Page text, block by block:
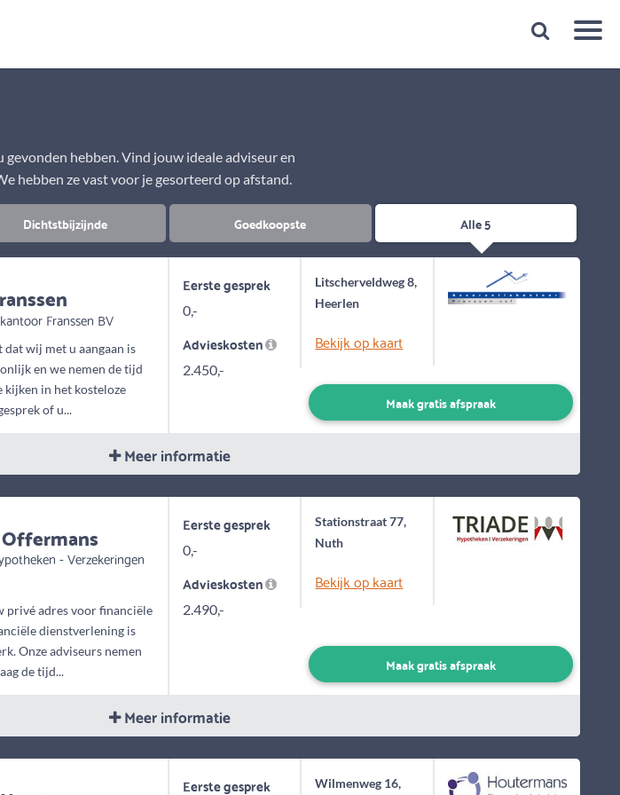
Plan een gratis 1e gesprek binnen 1 minuut
hebben. Vind jouw ideale adviseur en
hebben ze vast voor je gesorteerd op afstand.
Dichtstbijzijnde Goedkoopste Alle 5
Franssen BV
wij met u aangaan is
en we nemen de tijd
kijken in het kosteloze
of u...
Eerste gesprek
0,-
Advieskosten
2.450,-
Litscherveldweg 8,
Heerlen
Bekijk op kaart
Maak gratis afspraak
Meer informatie
- Verzekeringen
privé adres voor financiële
dienstverlening is
Onze adviseurs nemen
de tijd...
Eerste gesprek
0,-
Advieskosten
2.490,-
Stationstraat 77,
Nuth
Bekijk op kaart
Maak gratis afspraak
Meer informatie
Eerste gesprek Wilmenweg 16,